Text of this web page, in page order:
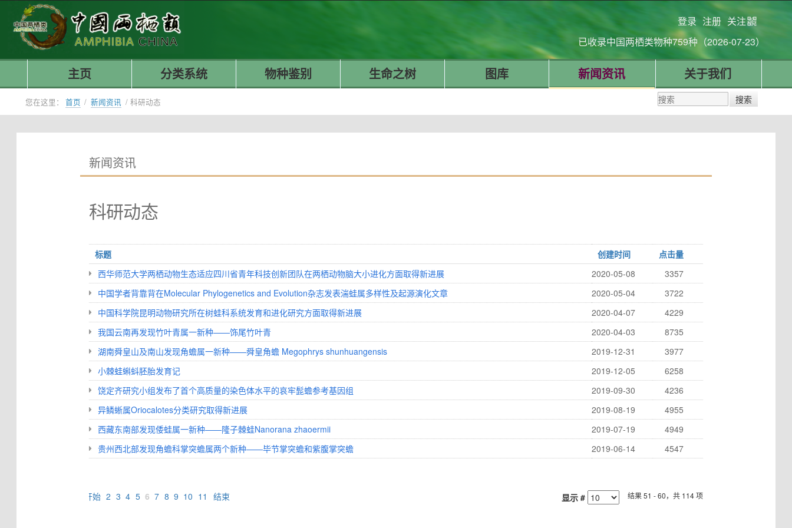
登录 注册 关注
已收录中国两栖类物种759种（2026-07-23）
主页 分类系统 物种鉴别 生命之树 图库 新闻资讯 关于我们
您在这里： 首页 / 新闻资讯 / 科研动态
新闻资讯
科研动态
标题 创建时间
点击量
西华师范大学两栖动物生态适应四川省青年科技创新团队在两栖动物脑大小进化方面取得新进展
2020-05-08
3357
中国学者背靠背在Molecular Phylogenetics and Evolution杂志发表湍蛙属多样性及起源演化文章
2020-05-04
3722
中国科学院昆明动物研究所在树蛙科系统发育和进化研究方面取得新进展
2020-04-07
4229
我国云南再发现竹叶青属一新种——饰尾竹叶青
2020-04-03
8735
湖南舜皇山及南山发现角蟾属一新种——舜皇角蟾 Megophrys shunhuangensis
2019-12-31
3977
小棘蛙蝌蚪胚胎发育记
2019-12-05
6258
饶定齐研究小组发布了首个高质量的染色体水平的哀牢髭蟾参考基因组
2019-09-30
4236
异鳞蜥属Oriocalotes分类研究取得新进展
2019-08-19
4955
西藏东南部发现倭蛙属一新种——隆子棘蛙Nanorana zhaoermii
2019-07-19
4949
贵州西北部发现角蟾科掌突蟾属两个新种——毕节掌突蟾和紫腹掌突蟾
2019-06-14 4547
结果 51 - 60，共 114 项
显示 #
开始 2 3 4 5 6 7 8 9 10 11 结束